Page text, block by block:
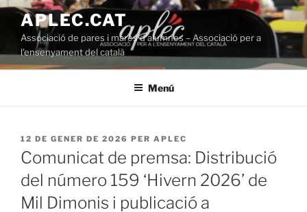
Vés
contingut
APLEC.CAT
Associació de pares i mares d'alumnes – Associació per a
l'ensenyament del català
Menú
PUBLICAT
A
12 DE GENER DE 2026 PER APLEC
Comunicat de premsa: Distribució
del número 159 ‘Hivern 2026’ de
Mil Dimonis i publicació a